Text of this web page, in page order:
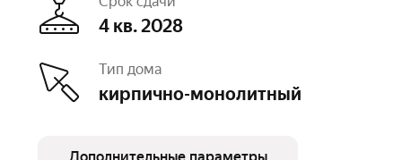
4 кв. 2028
Тип дома
кирпично-монолитный